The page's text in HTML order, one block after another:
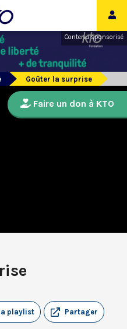
Contenu sponsorisé
Goûter la surprise
Partager
playlist
Faire un don à KTO